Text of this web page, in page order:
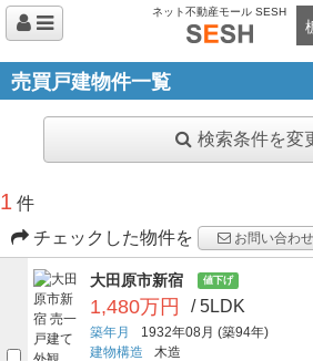
ネット不動産モール SESH
売買戸建物件一覧
検索条件を変
1 件
チェックした物件を
お問い合わせ
大田原市新宿 値下げ
1,480万円 / 5LDK
築年月 1932年08月 (築94年)
建物構造
木造